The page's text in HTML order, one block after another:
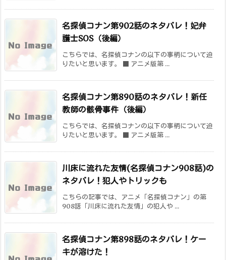
名探偵コナン第902話のネタバレ！妃弁
護士SOS（後編）
こちらでは、名探偵コナンの以下の事柄について迫
りたいと思います。 ■ アニメ版第 ...
名探偵コナン第890話のネタバレ！新任
教師の骸骨事件（後編）
こちらでは、名探偵コナンの以下の事柄について迫
りたいと思います。 ■ アニメ版第 ...
川床に流れた友情(名探偵コナン908話)の
ネタバレ！犯人やトリックも
こちらの記事では、アニメ「名探偵コナン」の第
908話「川床に流れた友情」の犯人や ...
名探偵コナン第898話のネタバレ！ケー
キが溶けた！